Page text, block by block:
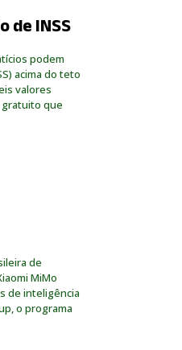
de INSS
podem
acima do teto
valores
gratuito que
de
MiMo
de inteligência
o programa